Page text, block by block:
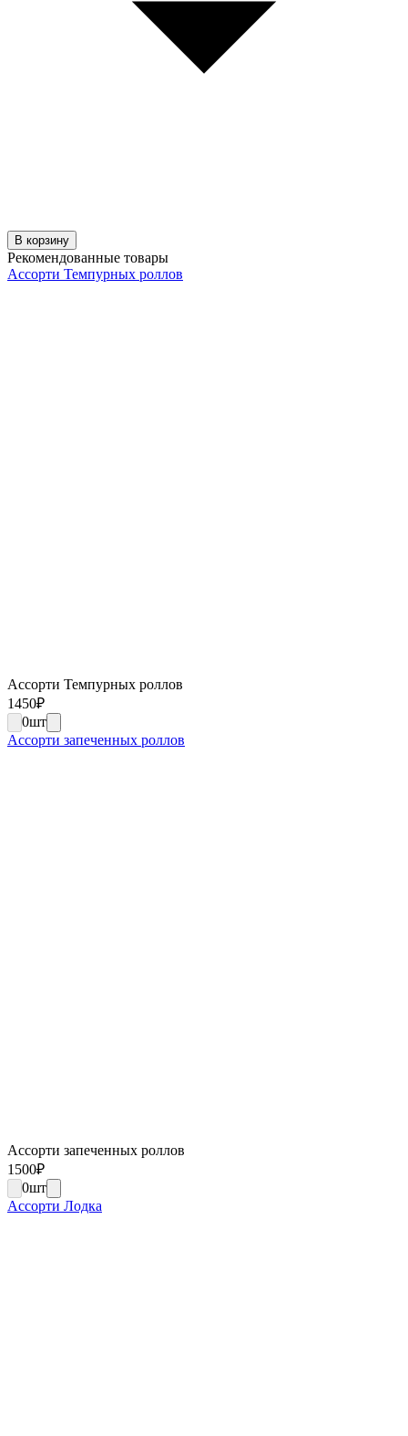
В корзину
Рекомендованные товары
Ассорти Темпурных роллов
Ассорти Темпурных роллов
1450₽
0шт
Ассорти запеченных роллов
Ассорти запеченных роллов
1500₽
0шт
Ассорти Лодка